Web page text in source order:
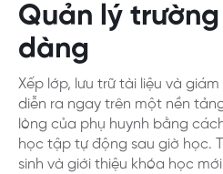
Quản lý
dàng
Xếp lớp, lưu trữ tài liệu và
diễn ra ngay trên một nền
lòng của phụ huynh bằng
học tập tự động sau giờ học.
sinh và giới thiệu khóa học